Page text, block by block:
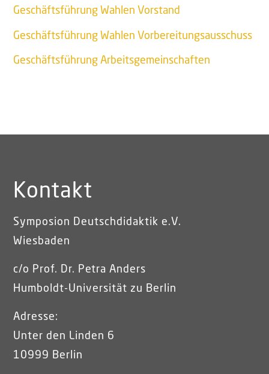
Geschäftsführung Wahlen Vorstand
Geschäftsführung Wahlen Vorbereitungsausschuss
Geschäftsführung Arbeitsgemeinschaften
Kontakt
Symposion Deutschdidaktik e.V.
Wiesbaden
c/o Prof. Dr. Petra Anders
Humboldt-Universität zu Berlin
Adresse:
Unter den Linden 6
10999 Berlin